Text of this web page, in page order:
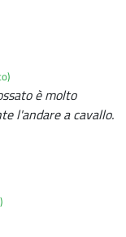
è molto
l'andare a cavallo.